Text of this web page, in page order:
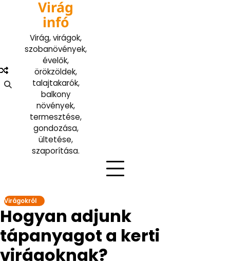
Virág
infó
Virág, virágok,
szobanövények,
évelők,
örökzöldek,
talajtakarók,
balkony
növények,
termesztése,
gondozása,
ültetése,
szaporítása.
Virágokról
Hogyan adjunk
tápanyagot a kerti
virágoknak?